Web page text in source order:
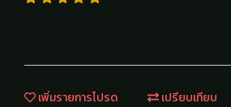
เพิ่มรายการโปรด เปรียบเทียบ